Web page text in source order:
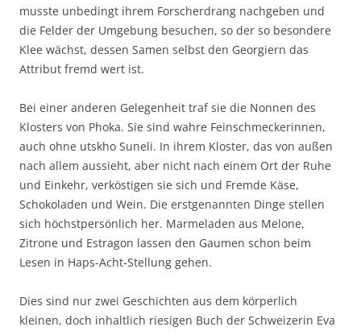
musste unbedingt ihrem Forscherdrang nachgeben und
die Felder der Umgebung besuchen, so der so besondere
Klee wächst, dessen Samen selbst den Georgiern das
Attribut fremd wert ist.
Bei einer anderen Gelegenheit traf sie die Nonnen des
Klosters von Phoka. Sie sind wahre Feinschmeckerinnen,
auch ohne utskho Suneli. In ihrem Kloster, das von außen
nach allem aussieht, aber nicht nach einem Ort der Ruhe
und Einkehr, verköstigen sie sich und Fremde Käse,
Schokoladen und Wein. Die erstgenannten Dinge stellen
sich höchstpersönlich her. Marmeladen aus Melone,
Zitrone und Estragon lassen den Gaumen schon beim
Lesen in Haps-Acht-Stellung gehen.
Dies sind nur zwei Geschichten aus dem körperlich
kleinen, doch inhaltlich riesigen Buch der Schweizerin Eva